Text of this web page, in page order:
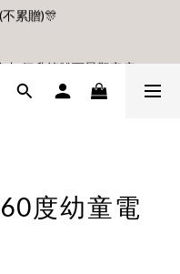
透明防水提袋 滿$6500贈
透明防水提袋 滿$6500贈
度幼童電